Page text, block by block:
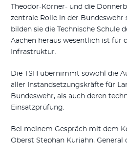
Theodor-Körner- und die
zentrale Rolle in der Bundeswehr
bilden sie die Technische Schule
Aachen heraus wesentlich ist für
Infrastruktur.
Die TSH übernimmt sowohl die
aller Instandsetzungskräfte für
Bundeswehr, als auch deren
Einsatzprüfung.
Bei meinem Gespräch mit dem
Oberst Stephan Kurjahn, General